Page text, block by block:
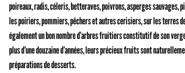
poireaux, radis, céleris, betteraves, poivrons, asperges sauvages,
les poiriers, pommiers, pêchers et autres cerisiers, sur les terres
également un bon nombre d’arbres fruitiers constitutif de son
plus d’une douzaine d’années, leurs précieux fruits sont
préparations de desserts.